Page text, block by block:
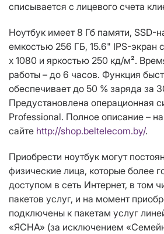
списывается с лицевого счета
Ноутбук имеет 8 Гб памяти, SSD-
емкостью 256 ГБ, 15.6" IPS-экран
x 1080 и яркостью 250 кд/м².
работы – до 6 часов. Функция
обеспечивает до 50 % заряда за
Предустановлена операционная
Professional. Полное описание – на
сайте http://shop.beltelecom.by/.
Приобрести ноутбук могут
физические лица, которые более
доступом в сеть Интернет, в том
пакетов услуг, и на момент
подключены к пакетам услуг
«ЯСНА» (за исключением